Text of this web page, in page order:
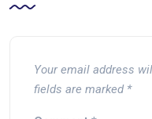
Your email address
fields are marked *